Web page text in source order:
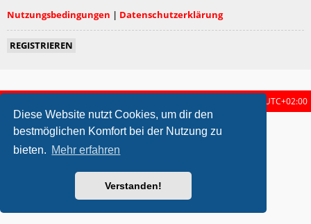
Diese Website nutzt Cookies, um dir den
bestmöglichen Komfort bei der Nutzung zu
bieten. Mehr erfahren
Verstanden!
Nutzungsbedingungen | Datenschutzerklärung
REGISTRIEREN
UTC+02:00
metrolike style by Eric Seguin Updated for phpBB3.2 by
Powered byphpBB ® Forum Software © phpBB Limited
Deutsche Übersetzung durch